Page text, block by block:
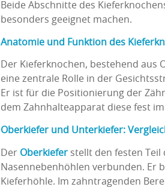
Beide Abschnitte des
besonders geeignet machen.
Anatomie und Funktion des
Der Kieferknochen, bestehend aus
eine zentrale Rolle in der
Er ist für die Positionierung der
dem Zahnhalteapparat diese fest
Oberkiefer und Unterkiefer:
Der Oberkiefer stellt den festen Teil
Nasennebenhöhlen verbunden. Er
Kieferhöhle. Im zahntragenden